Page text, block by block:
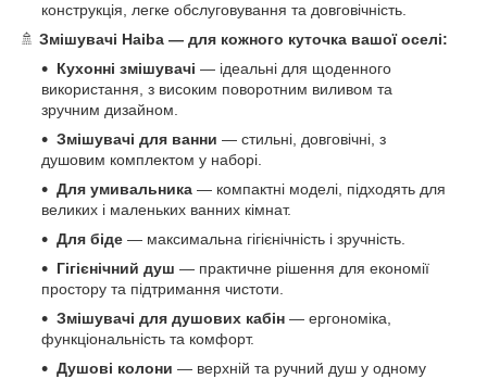
конструкція, легке обслуговування та довговічність.
🚿 Змішувачі Haiba — для кожного куточка вашої оселі:
Кухонні змішувачі — ідеальні для щоденного
використання, з високим поворотним виливом та
зручним дизайном.
Змішувачі для ванни — стильні, довговічні, з
душовим комплектом у наборі.
Для умивальника — компактні моделі, підходять для
великих і маленьких ванних кімнат.
Для біде — максимальна гігієнічність і зручність.
Гігієнічний душ — практичне рішення для економії
простору та підтримання чистоти.
Змішувачі для душових кабін — ергономіка,
функціональність та комфорт.
Душові колони — верхній та ручний душ у одному